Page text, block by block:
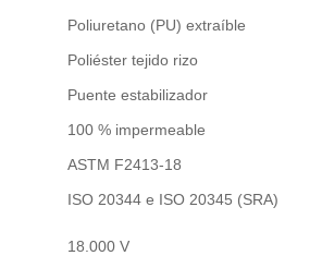
Poliuretano (PU) extraíble
Poliéster tejido rizo
Puente estabilizador
100 % impermeable
ASTM F2413-18
ISO 20344 e ISO 20345 (SRA)
18.000 V